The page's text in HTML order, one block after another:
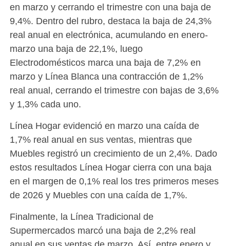
en marzo y cerrando el trimestre con una baja de
9,4%. Dentro del rubro, destaca la baja de 24,3%
real anual en electrónica, acumulando en enero-
marzo una baja de 22,1%, luego
Electrodomésticos marca una baja de 7,2% en
marzo y Línea Blanca una contracción de 1,2%
real anual, cerrando el trimestre con bajas de 3,6%
y 1,3% cada uno.
Línea Hogar evidenció en marzo una caída de
1,7% real anual en sus ventas, mientras que
Muebles registró un crecimiento de un 2,4%. Dado
estos resultados Línea Hogar cierra con una baja
en el margen de 0,1% real los tres primeros meses
de 2026 y Muebles con una caída de 1,7%.
Finalmente, la Línea Tradicional de
Supermercados marcó una baja de 2,2% real